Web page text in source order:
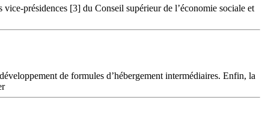
présidences [3] du Conseil supérieur de l’économie sociale et
de formules d’hébergement intermédiaires. Enfin, la